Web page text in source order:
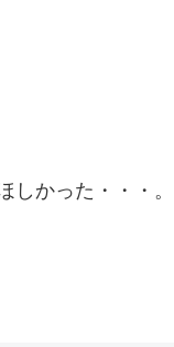
かった・・・。